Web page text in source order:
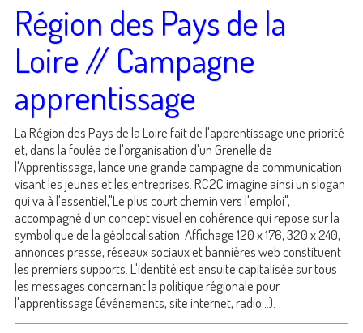
Région des Pays de la
Loire // Campagne
apprentissage
La Région des Pays de la Loire fait de l'apprentissage une priorité
et, dans la foulée de l'organisation d'un Grenelle de
l'Apprentissage, lance une grande campagne de communication
visant les jeunes et les entreprises. RC2C imagine ainsi un slogan
qui va à l'essentiel,"Le plus court chemin vers l'emploi",
accompagné d'un concept visuel en cohérence qui repose sur la
symbolique de la géolocalisation. Affichage 120 x 176, 320 x 240,
annonces presse, réseaux sociaux et bannières web constituent
les premiers supports. L'identité est ensuite capitalisée sur tous
les messages concernant la politique régionale pour
l'apprentissage (événements, site internet, radio...).